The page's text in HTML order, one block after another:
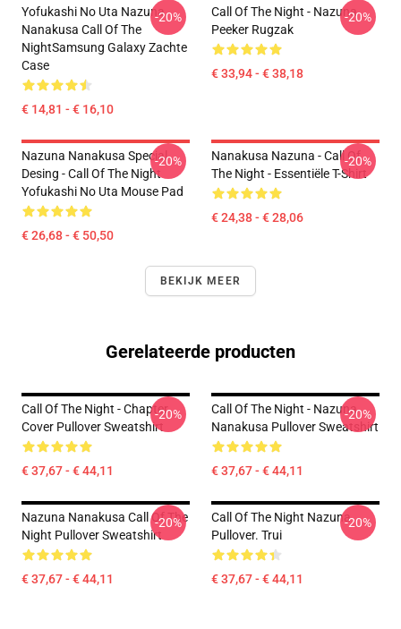
Yofukashi No Uta Nazuna
Nanakusa Call Of The
NightSamsung Galaxy Zachte
Case
€ 14,81 - € 16,10
-20%
Call Of The Night - Nazuna
Peeker Rugzak
€ 33,94 - € 38,18
-20%
Nazuna Nanakusa Special
Desing - Call Of The Night
Yofukashi No Uta Mouse Pad
€ 26,68 - € 50,50
-20%
Nanakusa Nazuna - Call Of
The Night - Essentiële T-Shirt
€ 24,38 - € 28,06
-20%
BEKIJK MEER
Gerelateerde producten
Call Of The Night - Chapter
Cover Pullover Sweatshirt
€ 37,67 - € 44,11
-20%
Call Of The Night - Nazuna
Nanakusa Pullover Sweatshirt
€ 37,67 - € 44,11
-20%
Nazuna Nanakusa Call Of The
Night Pullover Sweatshirt
€ 37,67 - € 44,11
-20%
Call Of The Night Nazuna
Pullover. Trui
€ 37,67 - € 44,11
-20%